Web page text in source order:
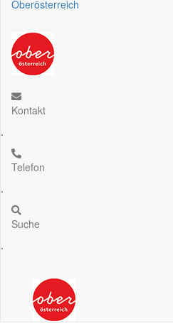
Oberösterreich
Kontakt
.
Telefon
.
Suche
.